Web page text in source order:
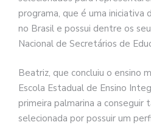
programa, que é uma iniciativa
no Brasil e possui dentre os
Nacional de Secretários de
Beatriz, que concluiu o ensino
Escola Estadual de Ensino
primeira palmarina a conseguir
selecionada por possuir um